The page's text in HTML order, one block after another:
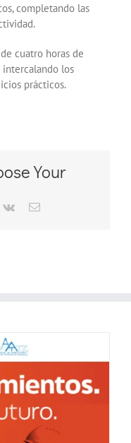
completando las
cuatro horas de
intercalando los
prácticos.
Your
Vk
Correo